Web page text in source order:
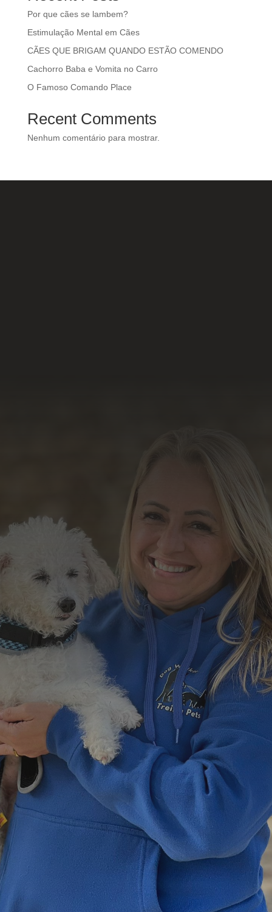
Por que cães se lambem?
Estimulação Mental em Cães
CÃES QUE BRIGAM QUANDO ESTÃO COMENDO
Cachorro Baba e Vomita no Carro
O Famoso Comando Place
Recent Comments
Nenhum comentário para mostrar.
Formulário de Contato
10 + 2 = Enviar